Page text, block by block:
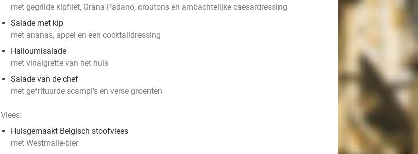
met gegrilde kipfilet, Grana Padano, croutons en ambachtelijke caesardressing
Salade met kip
met ananas, appel en een cocktaildressing
Halloumisalade
met vinaigrette van het huis
Salade van de chef
met gefrituurde scampi's en verse groenten
Vlees:
Huisgemaakt Belgisch stoofvlees
met Westmalle-bier